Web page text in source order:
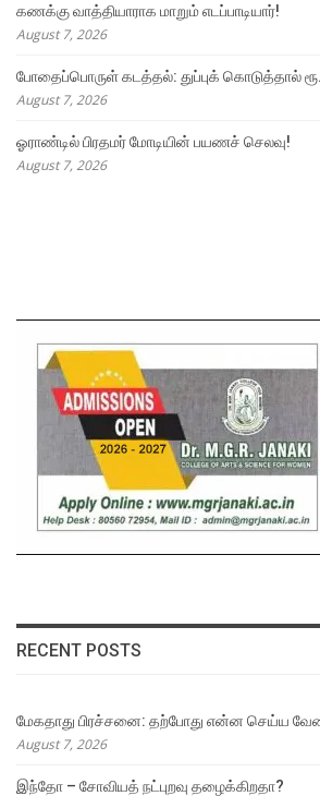
கணக்கு வாத்தியாராக மாறும் எடப்பாடியார்!
August 7, 2026
போதைப்பொருள் கடத்தல்: துப்புக் கொடுத்தால்
August 7, 2026
ஓராண்டில் பிரதமர் மோடியின் பயணச் செலவு!
August 7, 2026
RECENT POSTS
மேகதாது பிரச்சனை: தற்போது என்ன செய்ய
August 7, 2026
இந்தோ – சோவியத் நட்புறவு தழைக்கிறதா?